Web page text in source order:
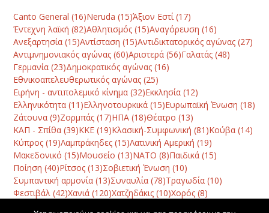
Canto General (16)Neruda (15)Άξιον Εστί(17)
Έντεχνη λαϊκή (82)Αθλητισμός (15)Αναγόρευση (16)
Ανεξαρτησία (15)Αντίσταση (15)Αντιδικτατορικός αγώνας (27)
Αντιμνημονιακός αγώνας (60)Αριστερά (56)Γαλατάς (48)
Γερμανία (23)Δημοκρατικός αγώνας (16)
Εθνικοαπελευθερωτικός αγώνας (25)
Ειρήνη - αντιπολεμικό κίνημα (32)Εκκλησία (12)
Ελληνικότητα (11)Ελληνοτουρκικά (15)Ευρωπαϊκή Ένωση (18)
Ζάτουνα (9)Ζορμπάς (17)ΗΠΑ (18)Θέατρο (13)
ΚΑΠ - Σπίθα (39)ΚΚΕ (19)Κλασική-Συμφωνική (81)Κούβα (14)
Κύπρος (19)Λαμπράκηδες (15)Λατινική Αμερική (19)
Μακεδονικό (15)Μουσείο (13)ΝΑΤΟ (8)Παιδικά (15)
Ποίηση (40)Ρίτσος (13)Σοβιετική Ένωση (10)
Συμπαντική αρμονία (13)Συναυλία (78)Τραγωδία (10)
Φεστιβάλ (42)Χανιά (120)Χατζηδάκις (10)Χορός (8)